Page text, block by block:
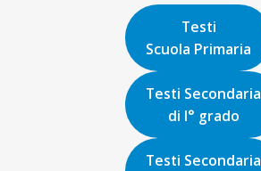
16,00€.15,20€.
Testi
Scuola Primaria
Testi Secondaria
di I° grado
Testi Secondaria